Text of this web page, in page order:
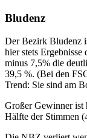
Bludenz
Der Bezirk Bludenz
hier stets
minus 7,5% die
39,5 %. (Bei den
Trend: Sie sind am
Großer Gewinner
Hälfte der Stimmen